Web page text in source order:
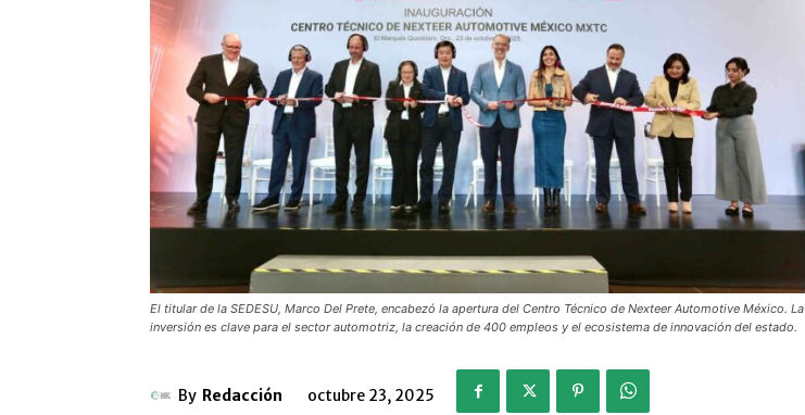
El titular de la SEDESU, Marco Del Prete, encabezó la apertura del Centro Técnico de Nexteer Automotive México. La
inversión es clave para el sector automotriz, la creación de 400 empleos y el ecosistema de innovación del estado.
By Redacción octubre 23, 2025